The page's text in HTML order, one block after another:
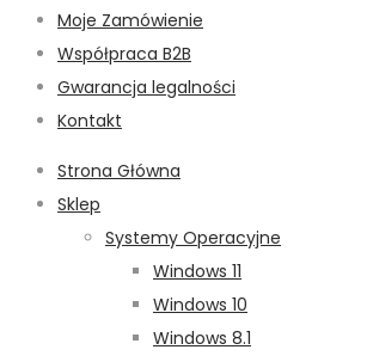
Moje Zamówienie
Współpraca B2B
Gwarancja legalności
Kontakt
Strona Główna
Sklep
Systemy Operacyjne
Windows 11
Windows 10
Windows 8.1